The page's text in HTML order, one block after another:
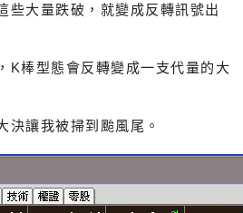
些大量跌破，就變成反轉訊號出
K棒型態會反轉變成一支代量的大
決讓我被掃到颱風尾。